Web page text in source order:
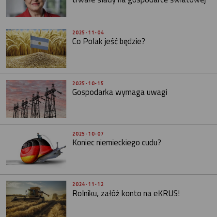
2025-11-04
Co Polak jeść będzie?
2025-10-15
Gospodarka wymaga uwagi
2025-10-07
Koniec niemieckiego cudu?
2024-11-12
Rolniku, załóż konto na eKRUS!